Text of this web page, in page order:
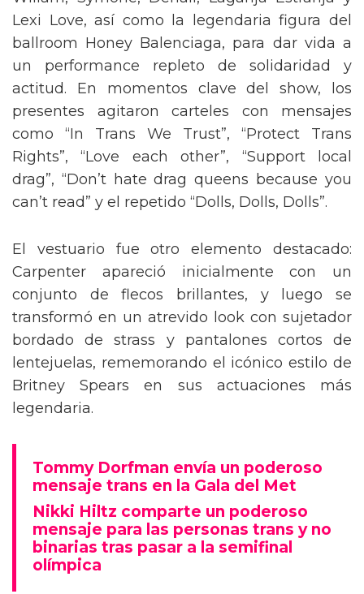
Willam, Symone, Denali, Laganja Estranja y
Lexi Love, así como la legendaria figura del
ballroom Honey Balenciaga, para dar vida a
un performance repleto de solidaridad y
actitud. En momentos clave del show, los
presentes agitaron carteles con mensajes
como “In Trans We Trust”, “Protect Trans
Rights”, “Love each other”, “Support local
drag”, “Don’t hate drag queens because you
can’t read” y el repetido “Dolls, Dolls, Dolls”.
El vestuario fue otro elemento destacado:
Carpenter apareció inicialmente con un
conjunto de flecos brillantes, y luego se
transformó en un atrevido look con sujetador
bordado de strass y pantalones cortos de
lentejuelas, rememorando el icónico estilo de
Britney Spears en sus actuaciones más
legendaria.
Tommy Dorfman envía un poderoso
mensaje trans en la Gala del Met
Nikki Hiltz comparte un poderoso
mensaje para las personas trans y no
binarias tras pasar a la semifinal
olímpica